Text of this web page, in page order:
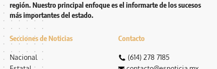
región. Nuestro principal enfoque es el informarte de los sucesos
más importantes del estado.
Secciones de Noticias
Nacional
Contacto
(614) 278 7185